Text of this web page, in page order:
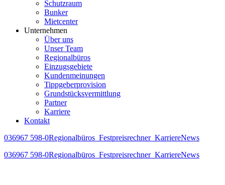
Schutzraum
Bunker
Mietcenter
Unternehmen
Über uns
Unser Team
Regionalbüros
Einzugsgebiete
Kundenmeinungen
Tippgeberprovision
Grundstücksvermittlung
Partner
Karriere
Kontakt
036967 598-0Regionalbüros Festpreisrechner KarriereNews
036967 598-0Regionalbüros Festpreisrechner KarriereNews